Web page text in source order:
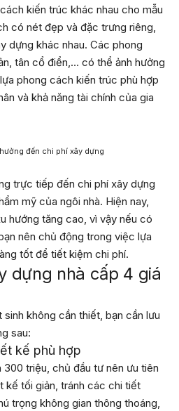
kiến trúc khác nhau cho mẫu
có nét đẹp và đặc trưng riêng,
dựng khác nhau. Các phong
tân cổ điển,… có thể ảnh hưởng
phong cách kiến trúc phù hợp
và khả năng tài chính của gia
đến chi phí xây dựng
trực tiếp đến chi phí xây dựng
mỹ của ngôi nhà. Hiện nay,
hướng tăng cao, vì vậy nếu có
nên chủ động trong việc lựa
tốt để tiết kiệm chi phí.
dựng nhà cấp 4 giá
không cần thiết, bạn cần lưu
sau:
kế phù hợp
triệu, chủ đầu tư nên ưu tiên
kế tối giản, tránh các chi tiết
trọng không gian thông thoáng,